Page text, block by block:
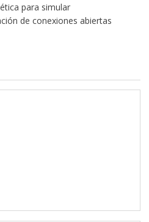
para simular
de conexiones abiertas